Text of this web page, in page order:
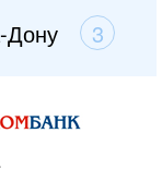
Дону 3